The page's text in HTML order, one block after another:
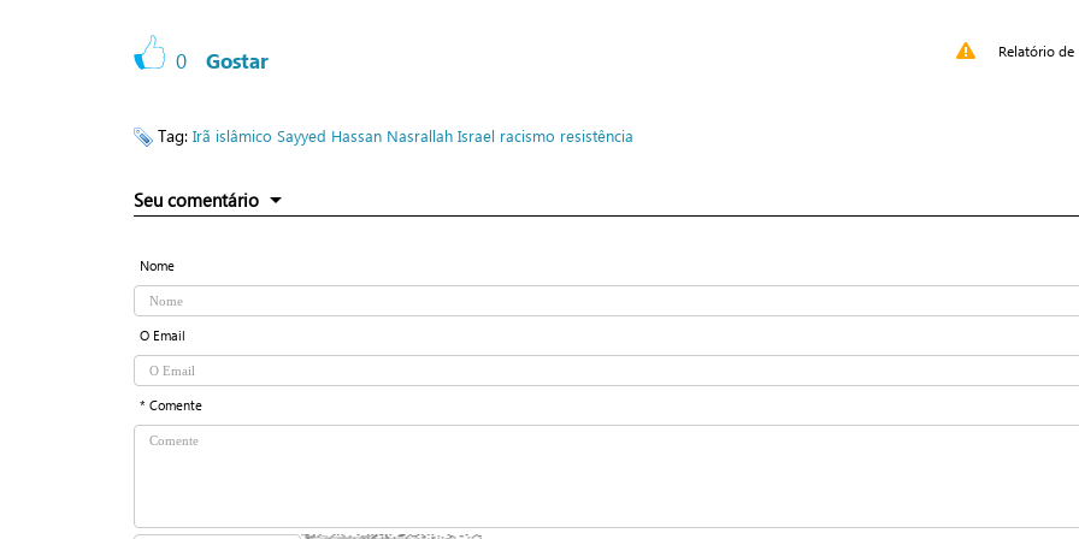
0 Gostar Relatório de
Tag: Irã islâmico Sayyed Hassan Nasrallah Israel racismo resistência
Seu comentário
Nome
O Email
* Comente